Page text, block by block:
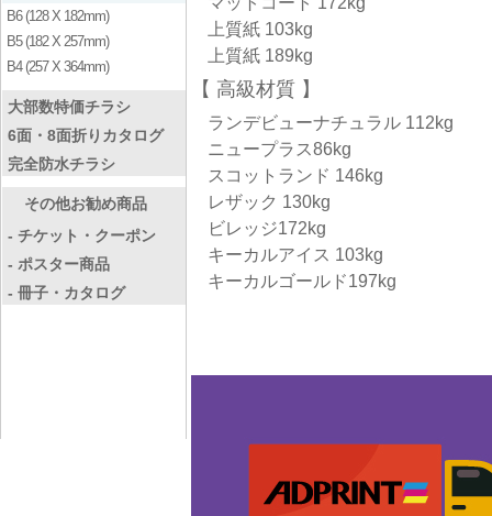
B6 (128 X 182mm)
B5 (182 X 257mm)
B4 (257 X 364mm)
大部数特価チラシ
6面・8面折りカタログ
完全防水チラシ
その他お勧め商品
- チケット・クーポン
- ポスター商品
- 冊子・カタログ
上質紙 103kg
上質紙 189kg
高級材質
ランデビューナチュラル 112kg
ニュープラス86kg
スコットランド 146kg
レザック 130kg
ビレッジ172kg
キーカルアイス 103kg
キーカルゴールド197kg